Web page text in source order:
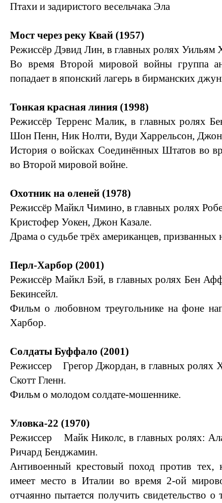
Птахи и задиристого весельчака Эла
Мост через реку Квай (1957)
Режиссёр Дэвид Лин, в главных ролях Уильям
Во время Второй мировой войны группа
попадает в японский лагерь в бирманских
Тонкая красная линия (1998)
Режиссёр Терренс Малик, в главных ролях
Шон Пенн, Ник Нолти, Вуди Харрельсон,
История о войсках Соединённых Штатов во
во Второй мировой войне.
Охотник на оленей (1978)
Режиссёр Майкл Чимино, в главных ролях
Кристофер Уокен, Джон Казале.
Драма о судьбе трёх американцев, призванных
Перл-Харбор (2001)
Режиссёр Майкл Бэй, в главных ролях Бен
Бекинсейл.
Фильм о любовном треугольнике на фоне
Харбор.
Солдаты Буффало (2001)
Режиссер Грегор Джордан, в главных ролях
Скотт Гленн.
Фильм о молодом солдате-мошеннике.
Уловка-22 (1970)
Режиссер Майк Николс, в главных ролях:
Ричард Бенджамин.
Антивоенный крестовый поход против тех,
имеет место в Италии во время 2-ой
отчаянно пытается получить свидетельство